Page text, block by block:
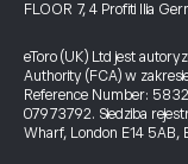
FLOOR 7, 4 Profiti Ilia
eToro (UK) Ltd jest
Authority (FCA) w
Reference Number:
07973792. Siedziba
Wharf, London E14 5AB,